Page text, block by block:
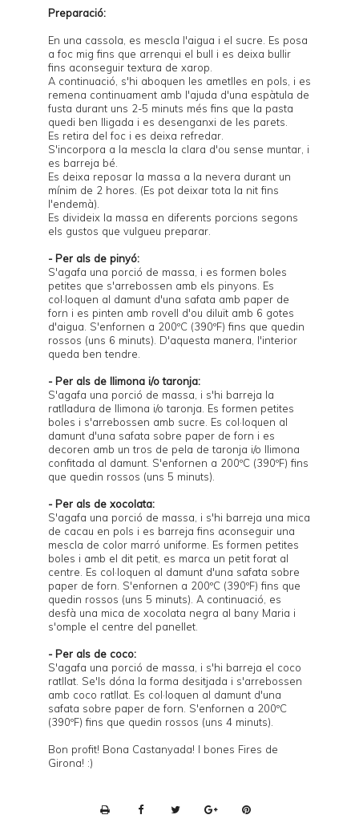
Preparació:
En una cassola, es mescla l'aigua i el sucre. Es posa
a foc mig fins que arrenqui el bull i es deixa bullir
fins aconseguir textura de xarop.
A continuació, s'hi aboquen les ametlles en pols, i es
remena continuament amb l'ajuda d'una espàtula de
fusta durant uns 2-5 minuts més fins que la pasta
quedi ben lligada i es desenganxi de les parets.
Es retira del foc i es deixa refredar.
S'incorpora a la mescla la clara d'ou sense muntar, i
es barreja bé.
Es deixa reposar la massa a la nevera durant un
mínim de 2 hores. (Es pot deixar tota la nit fins
l'endemà).
Es divideix la massa en diferents porcions segons
els gustos que vulgueu preparar.
- Per als de pinyó:
S'agafa una porció de massa, i es formen boles
petites que s'arrebossen amb els pinyons. Es
col·loquen al damunt d'una safata amb paper de
forn i es pinten amb rovell d'ou diluït amb 6 gotes
d'aigua. S'enfornen a 200ºC (390ºF) fins que quedin
rossos (uns 6 minuts). D'aquesta manera, l'interior
queda ben tendre.
- Per als de llimona i/o taronja:
S'agafa una porció de massa, i s'hi barreja la
ratlladura de llimona i/o taronja. Es formen petites
boles i s'arrebossen amb sucre. Es col·loquen al
damunt d'una safata sobre paper de forn i es
decoren amb un tros de pela de taronja i/o llimona
confitada al damunt. S'enfornen a 200ºC (390ºF) fins
que quedin rossos (uns 5 minuts).
- Per als de xocolata:
S'agafa una porció de massa, i s'hi barreja una mica
de cacau en pols i es barreja fins aconseguir una
mescla de color marró uniforme. Es formen petites
boles i amb el dit petit, es marca un petit forat al
centre. Es col·loquen al damunt d'una safata sobre
paper de forn. S'enfornen a 200ºC (390ºF) fins que
quedin rossos (uns 5 minuts). A continuació, es
desfà una mica de xocolata negra al bany Maria i
s'omple el centre del panellet.
- Per als de coco:
S'agafa una porció de massa, i s'hi barreja el coco
ratllat. Se'ls dóna la forma desitjada i s'arrebossen
amb coco ratllat. Es col·loquen al damunt d'una
safata sobre paper de forn. S'enfornen a 200ºC
(390ºF) fins que quedin rossos (uns 4 minuts).
Bon profit! Bona Castanyada! I bones Fires de
Girona! :)